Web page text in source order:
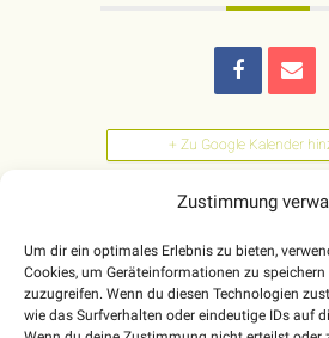
Zustimmung
Um dir ein optimales Erlebnis zu bieten,
Cookies, um Geräteinformationen zu
zuzugreifen. Wenn du diesen Technologien
wie das Surfverhalten oder eindeutige IDs auf
+ Zu Google Kalender
+ iCal / Outlook